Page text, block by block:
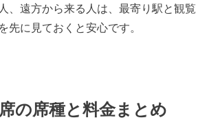
、遠方から来る人は、最寄り駅と観覧
先に見ておくと安心です。
の席種と料金まとめ